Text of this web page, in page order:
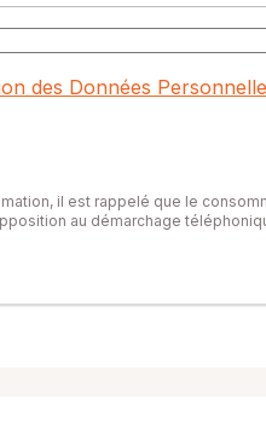
des Données
il est rappelé que le
au démarchage